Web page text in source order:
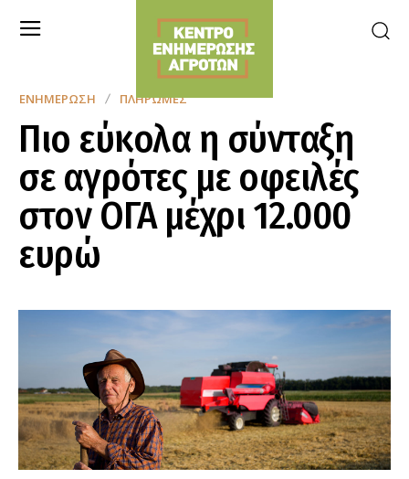
ΕΝΗΜΈΡΩΣΗ ΠΛΗΡΩΜΈΣ
Πιο εύκολα η σύνταξη
σε αγρότες με οφειλές
στον ΟΓΑ μέχρι 12.000
ευρώ